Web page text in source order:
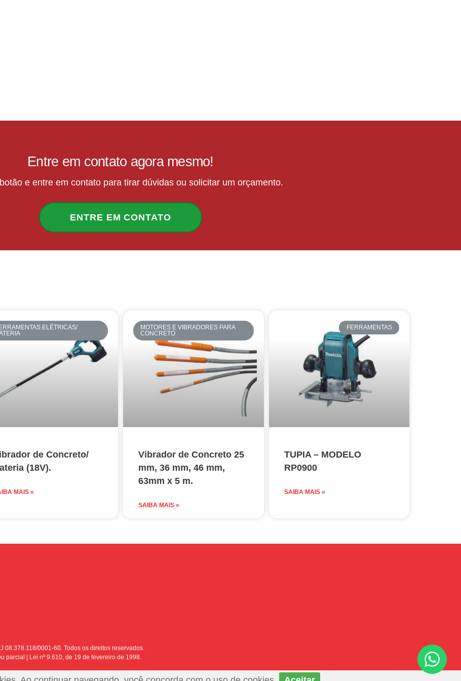
Entre em contato agora mesmo!
e entre em contato para tirar dúvidas ou solicitar um orçamento.
ENTRE EM CONTATO
ELÉTRICAS/
de Concreto/
(18V).
MAIS »
MOTORES E VIBRADORES PARA
CONCRETO
Vibrador de Concreto 25
mm, 36 mm, 46 mm,
63mm x 5 m.
SAIBA MAIS »
FERRAMENTAS
TUPIA – MODELO
RP0900
SAIBA MAIS »
08.378.118/0001-60. Todos os direitos reservados.
parcial | Lei nº 9.610, de 19 de fevereiro de 1998.